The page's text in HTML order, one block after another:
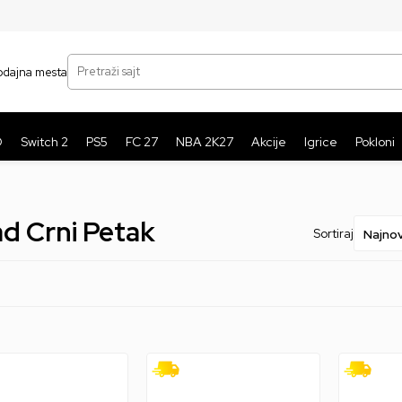
mesta
Pretraži sajt
Switch 2 PS5 FC 27 NBA 2K27 Akcije Igrice Pokloni
Crni Petak Sortiraj